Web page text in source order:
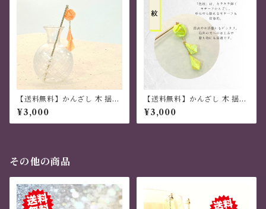
【送料無料】かんざし 木 揺れ
る 普段使い ハンドメイド 日本
伝統 折り紙 撥水仕上 職人技
オレンジ 夏祭り 花火大会 プレ
¥3,000
【送料無料】かんざし 木 揺れ
る 普段使い ハンドメイド 日本
伝統 折り紙 撥水仕上 職人技
黄色 夏祭り 花火大会 プレゼン
¥3,000
その他の商品